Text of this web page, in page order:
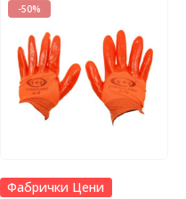
-50%
Фабрички Цени